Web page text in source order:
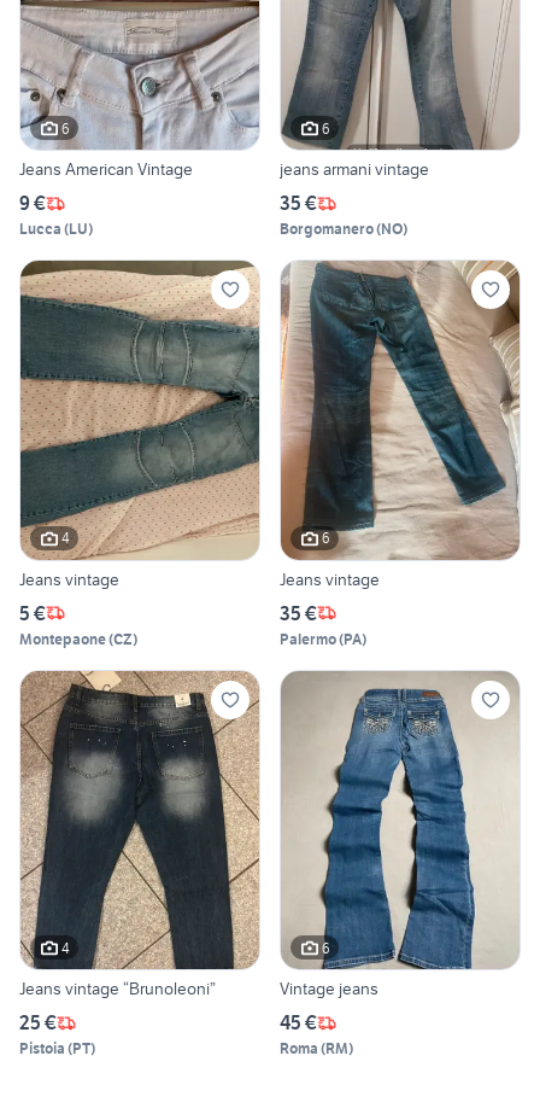
6
Jeans American Vintage
9 €
Lucca (LU)
6
jeans armani vintage
35 €
Borgomanero(NO)
4
Jeans vintage
5 €
Montepaone(CZ)
6
Jeans vintage
35 €
Palermo(PA)
4
Jeans vintage “Brunoleoni”
25 €
Pistoia (PT)
6
Vintage jeans
45 €
Roma (RM)